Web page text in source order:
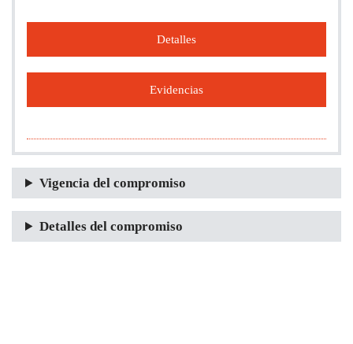
Detalles
Evidencias
Vigencia del compromiso
Detalles del compromiso